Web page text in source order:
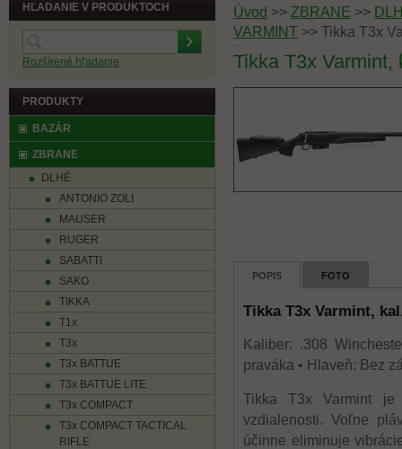
Úvod >> ZBRANE >>
VARMINT >> Tikka T3x
Tikka T3x
POPIS FOTO
Tikka T3x Varmint,
Kaliber: .308
praváka • Hlaveň: Bez
Tikka T3x Varmint
vzdialenosti. Voľne
účinne eliminuje
HĽADANIE V PRODUKTOCH
Rozšírené hľadanie
PRODUKTY
BAZÁR
ZBRANE
DLHÉ
ANTONIO ZOLI
MAUSER
RUGER
SABATTI
SAKO
TIKKA
T1x
T3x
T3x BATTUE
T3x BATTUE LITE
T3x COMPACT
T3x COMPACT TACTICAL
RIFLE